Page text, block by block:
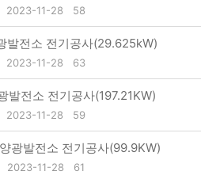
2023-11-28 58
발전소 전기공사(29.625kW)
2023-11-28 63
발전소 전기공사(197.21KW)
2023-11-28 59
광발전소 전기공사(99.9KW)
2023-11-28 61